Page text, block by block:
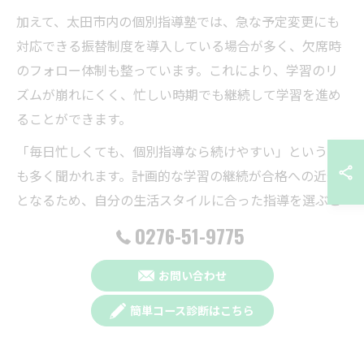
加えて、太田市内の個別指導塾では、急な予定変更にも
対応できる振替制度を導入している場合が多く、欠席時
のフォロー体制も整っています。これにより、学習のリ
ズムが崩れにくく、忙しい時期でも継続して学習を進め
ることができます。
「毎日忙しくても、個別指導なら続けやすい」という声
も多く聞かれます。計画的な学習の継続が合格への近道
となるため、自分の生活スタイルに合った指導を選ぶこ
個別指導塾の柔軟な時間割が両立をサポート
個別指導塾の大きな魅力は、時間割の柔軟さにありま
す。群馬県太田市の個別指導塾では、平日夜間や土日な
0276-51-9775
お問い合わせ
簡単コース診断はこちら